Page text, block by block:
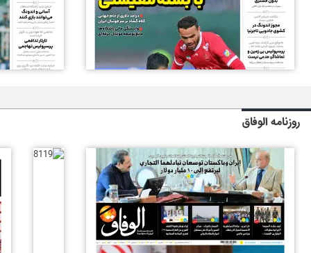
روزنامه الوفاق